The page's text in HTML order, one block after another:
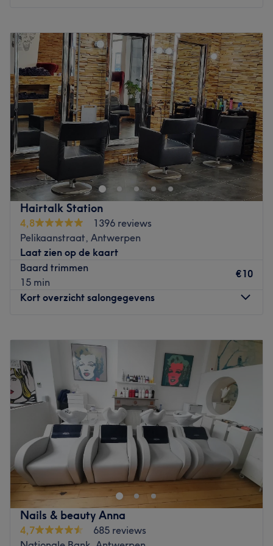
Dinsdag
09:00–19:00
Woensdag
08:30–19:00
Donderdag
09:00–19:00
Vrijdag
09:00–19:00
Zaterdag
08:00–17:00
Zondag
Gesloten
Gelegen in het historisch centrum van Antwerpen vind je
NotAnotherStore! Alle kappers staan maar al te graag
voor je klaar om je een coupe te geven dat je look
completeert. Bij NotAnotherStore! is er geen gebrek aan
vakkennis en talent, want NotAnotherStore! heeft
meermaals de eerste prijs binnengesleept voor onder
andere de titels Best Women & Men Hairdresser of the
Year en Colorist of the Year. Toni is tevens de eerste
Belgische kapper met een eervolle vermelding in de Hall
of Fame. Dit salon met internationale allure volgt de
nieuwste trends en ontwikkelingen in het kappersvak en
het motto van NotAnotherStore! luidt dan ook: "We don't
Go to venue
Hairtalk Station
4,8
1396 reviews
Pelikaanstraat, Antwerpen
Laat zien op de kaart
Baard trimmen
15 min
€10
Kort overzicht salongegevens
17:45
Woensdag
09:00
17:45
Donderdag
09:00
17:45
Vrijdag
09:00 –
17:45
Zaterdag
09:00 –17:45
Zondag
Gesloten
In het prachtige Centraal Station van Antwerpen vind je
Hairtalk Station. Wachten op de trein was nog nooit zo
fijn. Geniet van de gezellige sfeer, een bakje koffie, een
leuke babbel en een snit die perfect bij je past. Vanaf nu
kan je bij ons ook terecht voor pedicure, zodat je niet
alleen met een frisse coupe, maar ook met verzorgde
voeten weer verder kan. Exclusief voor vrouwen.
Nails & beauty Anna
4,7
685 reviews